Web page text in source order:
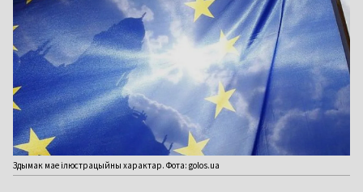
Здымак мае ілюстрацыйны характар. Фота: golos.ua